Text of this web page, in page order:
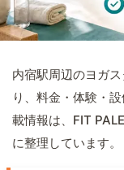
内宿駅周辺のヨガ
り、料金・体験・
載情報は、FIT
に整理しています。